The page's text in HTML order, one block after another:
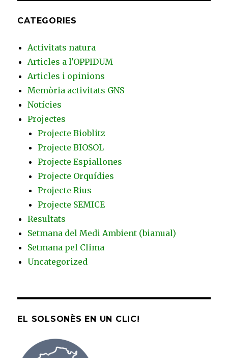
CATEGORIES
Activitats natura
Articles a l'OPPIDUM
Articles i opinions
Memòria activitats GNS
Notícies
Projectes
Projecte Bioblitz
Projecte BIOSOL
Projecte Espiallones
Projecte Orquídies
Projecte Rius
Projecte SEMICE
Resultats
Setmana del Medi Ambient (bianual)
Setmana pel Clima
Uncategorized
EL SOLSONÈS EN UN CLIC!